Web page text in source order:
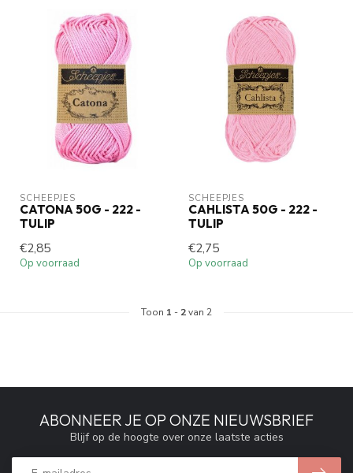
SCHEEPJES
CATONA 50G - 222 -
TULIP
€2,85
Op voorraad
SCHEEPJES
CAHLISTA 50G - 222 -
TULIP
€2,75
Op voorraad
Toon 1 - 2van 2
ABONNEER JE OP ONZE NIEUWSBRIEF
Blijf op de hoogte over onze laatste acties